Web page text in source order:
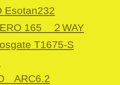
Esotan232
165 ２WAY
T1675-S
ARC6.2